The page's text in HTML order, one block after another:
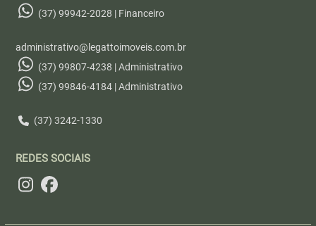
(37) 99942-2028 | Financeiro
administrativo@legattoimoveis.com.br
(37) 99807-4238 | Administrativo
(37) 99846-4184 | Administrativo
(37) 3242-1330
REDES SOCIAIS